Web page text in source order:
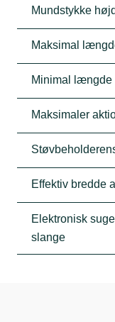
Mundstykke
Maksimal
Minimal længde
Maksimaler
Effektiv bredde
Elektronisk
slange